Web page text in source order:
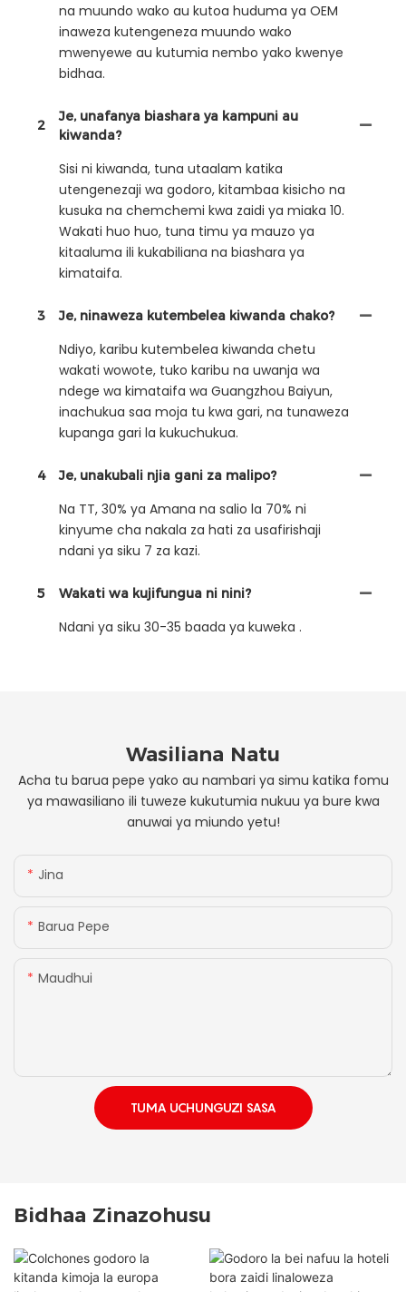
na muundo wako au kutoa huduma ya OEM
inaweza kutengeneza muundo wako
mwenyewe au kutumia nembo yako kwenye
bidhaa.
2
Je, unafanya biashara ya kampuni au
kiwanda?
Sisi ni kiwanda, tuna utaalam katika
utengenezaji wa godoro, kitambaa kisicho na
kusuka na chemchemi kwa zaidi ya miaka 10.
Wakati huo huo, tuna timu ya mauzo ya
kitaaluma ili kukabiliana na biashara ya
kimataifa.
3 Je, ninaweza kutembelea kiwanda chako?
Ndiyo, karibu kutembelea kiwanda chetu
wakati wowote, tuko karibu na uwanja wa
ndege wa kimataifa wa Guangzhou Baiyun,
inachukua saa moja tu kwa gari, na tunaweza
kupanga gari la kukuchukua.
4 Je, unakubali njia gani za malipo?
Na TT, 30% ya Amana na salio la 70% ni
kinyume cha nakala za hati za usafirishaji
ndani ya siku 7 za kazi.
5 Wakati wa kujifungua ni nini?
Ndani ya siku 30-35 baada ya kuweka .
Wasiliana Natu
Acha tu barua pepe yako au nambari ya simu katika fomu
ya mawasiliano ili tuweze kukutumia nukuu ya bure kwa
anuwai ya miundo yetu!
Jina
Barua Pepe
Maudhui
TUMA UCHUNGUZI SASA
Bidhaa Zinazohusu